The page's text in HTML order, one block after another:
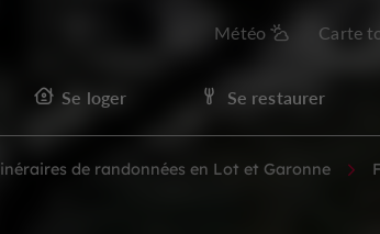
Météo Carte
Se loger Se restaurer
de randonnées en Lot et Garonne